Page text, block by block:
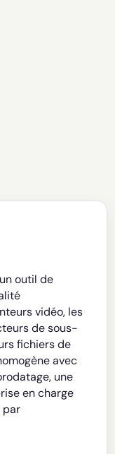
outil de
vidéo, les
de sous-
fichiers de
avec
une
en charge
par